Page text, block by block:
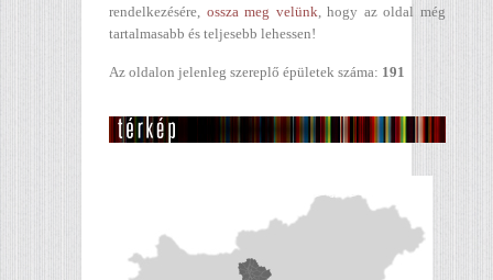
rendelkezésére, ossza meg velünk, hogy az oldal még
tartalmasabb és teljesebb lehessen!
Az oldalon jelenleg szereplő épületek száma: 191